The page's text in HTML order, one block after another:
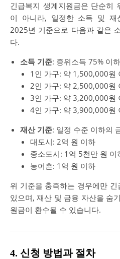
긴급복지 생계지원금은 단순히
이 아니라, 일정한 소득 및 재
2025년 기준으로 다음과 같은
다.
소득 기준: 중위소득 75% 이하
1인 가구: 약 1,500,000원
2인 가구: 약 2,500,000원
3인 가구: 약 3,200,000원
4인 가구: 약 3,900,000원
재산 기준: 일정 수준 이하의
대도시: 2억 원 이하
중소도시: 1억 5천만 원 이
농어촌: 1억 원 이하
위 기준을 충족하는 경우에만
있으며, 재산 및 금융 자산을 숨
원금이 환수될 수 있습니다.
4. 신청 방법과 절차